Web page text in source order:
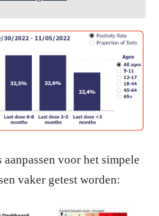
voor het simpele
vaker getest worden: